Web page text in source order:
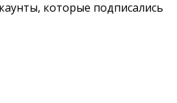
которые подписались